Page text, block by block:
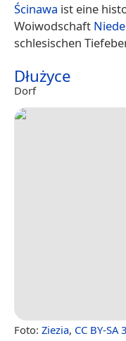
Ścinawa ist eine
Woiwodschaft
schlesischen
Dłużyce
Dorf
Foto: Ziezia, CC BY-SA